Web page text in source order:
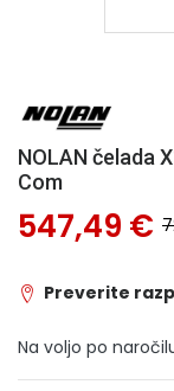
NOLAN čelada
Com
547,49 €
Preverite
Na voljo po